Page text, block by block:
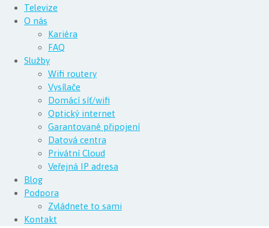
Televize
O nás
Kariéra
FAQ
Služby
Wifi routery
Vysílače
Domácí síť/wifi
Optický internet
Garantované připojení
Datová centra
Privátní Cloud
Veřejná IP adresa
Blog
Podpora
Zvládnete to sami
Kontakt